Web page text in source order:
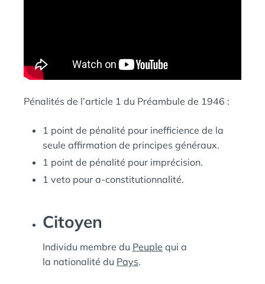
Pénalités de l’article 1 du Préambule de 1946 :
1 point de pénalité pour inefficience de la
seule affirmation de principes généraux.
1 point de pénalité pour imprécision.
1 veto pour a-constitutionnalité.
Citoyen
Individu membre du Peuple qui a
la nationalité du Pays.